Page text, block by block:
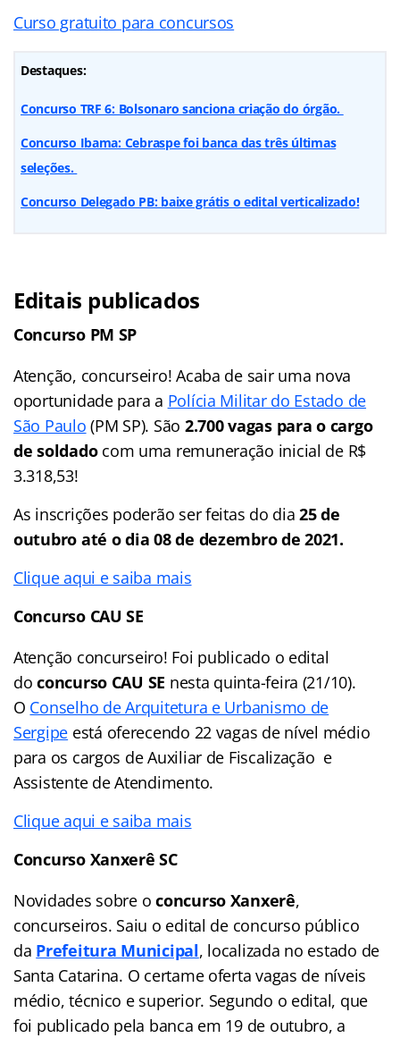
Curso gratuito para concursos
Destaques:
Concurso TRF 6: Bolsonaro sanciona criação do órgão.
Concurso Ibama: Cebraspe foi banca das três últimas
seleções.
Concurso Delegado PB: baixe grátis o edital verticalizado!
Editais publicados
Concurso PM SP
Atenção, concurseiro! Acaba de sair uma nova
oportunidade para a Polícia Militar do Estado de
São Paulo (PM SP). São 2.700 vagas para o cargo
de soldadocom uma remuneração inicial de R$
3.318,53!
As inscrições poderão ser feitas do dia25 de
outubro até o dia 08 de dezembro de 2021.
Clique aqui e saiba mais
Concurso CAU SE
Atenção concurseiro! Foi publicado o edital
do concurso CAU SE nesta quinta-feira (21/10).
O Conselho de Arquitetura e Urbanismo de
Sergipe está oferecendo 22 vagas de nível médio
para os cargos de Auxiliar de Fiscalização e
Assistente de Atendimento.
Clique aqui e saiba mais
Concurso Xanxerê SC
Novidades sobre oconcurso Xanxerê,
concurseiros. Saiu o edital de concurso público
da Prefeitura Municipal, localizada no estado de
Santa Catarina. O certame oferta vagas de níveis
médio, técnico e superior. Segundo o edital, que
foi publicado pela banca em 19 de outubro, a